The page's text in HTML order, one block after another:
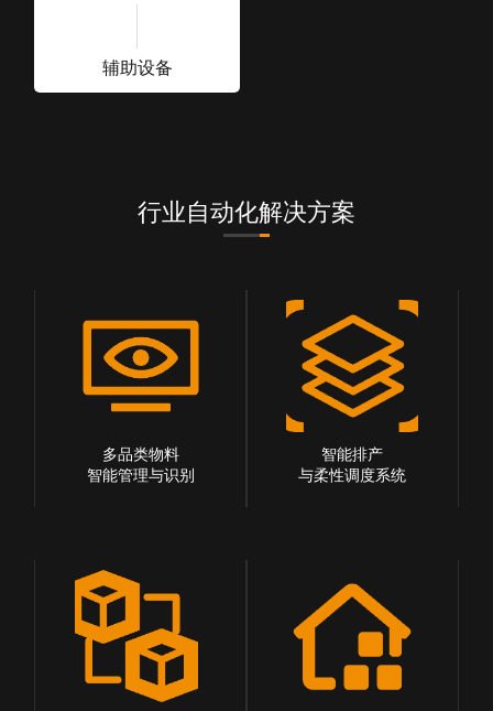
辅助设备
行业自动化解决方案
多品类物料
智能管理与识别
智能排产
与柔性调度系统